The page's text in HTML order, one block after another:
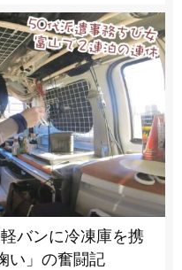
バンに冷凍庫を携
い」の奮闘記